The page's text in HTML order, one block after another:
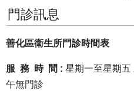
門診訊息
善化區衛生所門診時間表
服 務 時 間 : 星期一至星期五
午無門診